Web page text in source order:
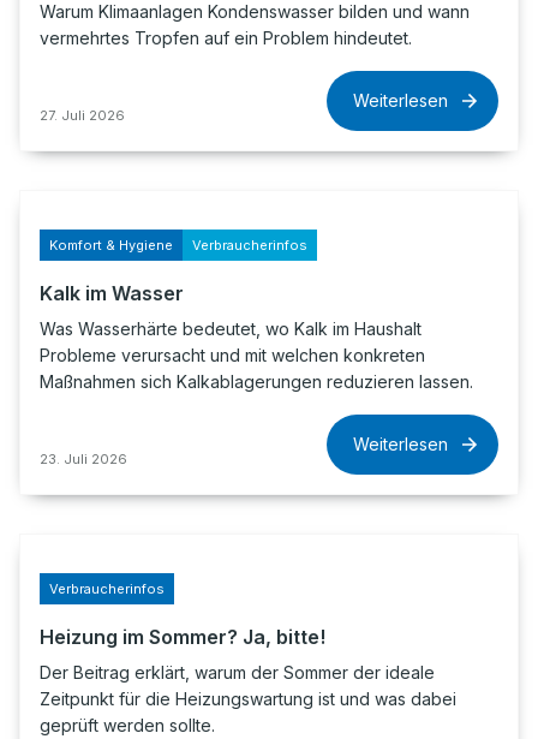
Warum Klimaanlagen Kondenswasser bilden und wann
vermehrtes Tropfen auf ein Problem hindeutet.
27. Juli 2026
Weiterlesen
Komfort & Hygiene Verbraucherinfos
Kalk im Wasser
Was Wasserhärte bedeutet, wo Kalk im Haushalt
Probleme verursacht und mit welchen konkreten
Maßnahmen sich Kalkablagerungen reduzieren lassen.
23. Juli 2026
Weiterlesen
Verbraucherinfos
Heizung im Sommer? Ja, bitte!
Der Beitrag erklärt, warum der Sommer der ideale
Zeitpunkt für die Heizungswartung ist und was dabei
geprüft werden sollte.